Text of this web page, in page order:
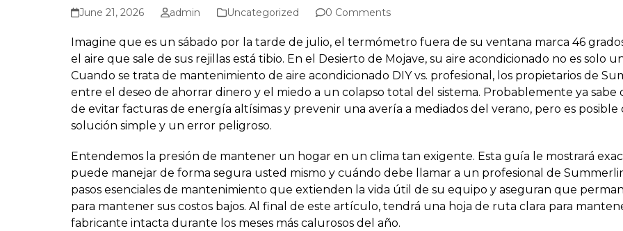
June 21, 2026 admin Uncategorized 0 Comments
Imagine que es un sábado por la tarde de julio, el termómetro fuera de su ventana marca 46
el aire que sale de sus rejillas está tibio. En el Desierto de Mojave, su aire acondicionado no es solo
Cuando se trata de mantenimiento de aire acondicionado DIY vs. profesional, los propietarios de
entre el deseo de ahorrar dinero y el miedo a un colapso total del sistema. Probablemente ya
de evitar facturas de energía altísimas y prevenir una avería a mediados del verano, pero es
solución simple y un error peligroso.
Entendemos la presión de mantener un hogar en un clima tan exigente. Esta guía le mostrará
puede manejar de forma segura usted mismo y cuándo debe llamar a un profesional de
pasos esenciales de mantenimiento que extienden la vida útil de su equipo y aseguran que
para mantener sus costos bajos. Al final de este artículo, tendrá una hoja de ruta clara para
fabricante intacta durante los meses más calurosos del año.